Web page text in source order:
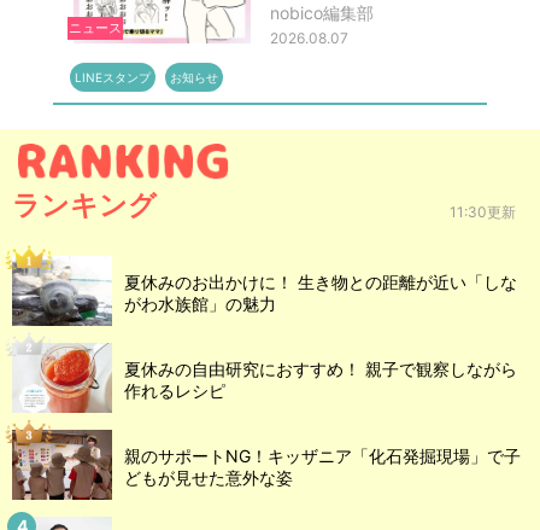
ニュース
nobico編集部
2026.08.07
LINEスタンプ お知らせ
ランキング 11:30更新
夏休みのお出かけに！ 生き物との距離が近い「しな
がわ水族館」の魅力
夏休みの自由研究におすすめ！ 親子で観察しながら
作れるレシピ
親のサポートNG！キッザニア「化石発掘現場」で子
どもが見せた意外な姿